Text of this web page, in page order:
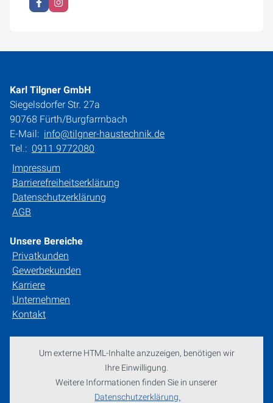
Karl Tilgner GmbH
Siegelsdorfer Str. 27a
90768 Fürth/Burgfarrnbach
E-Mail: info@tilgner-haustechnik.de
Tel.: 0911 9772080
Impressum
Barrierefreiheitserklärung
Datenschutzerklärung
AGB
Unsere Bereiche
Privatkunden
Gewerbekunden
Karriere
Unternehmen
Kontakt
Um externe HTML-Inhalte anzuzeigen, benötigen wir
Ihre Einwilligung.
Weitere Informationen finden Sie in unserer
Datenschutzerklärung.